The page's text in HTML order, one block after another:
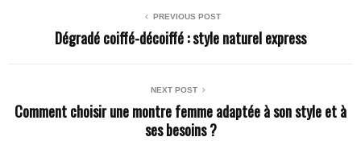
PREVIOUS POST
Dégradé coiffé-décoiffé : style naturel express
NEXT POST
Comment choisir une montre femme adaptée à son style et à
ses besoins ?